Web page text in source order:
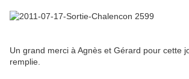
Un grand merci à Agnès et Gérard pour cette
remplie.